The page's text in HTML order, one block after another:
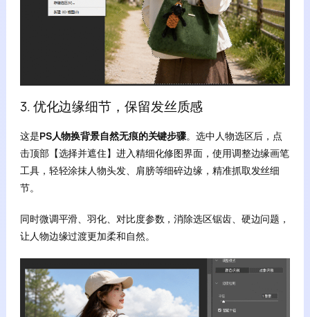
3. 优化边缘细节，保留发丝质感
这是PS人物换背景自然无痕的关键步骤。选中人物选区后，点
击顶部【选择并遮住】进入精细化修图界面，使用调整边缘画笔
工具，轻轻涂抹人物头发、肩膀等细碎边缘，精准抓取发丝细
节。
同时微调平滑、羽化、对比度参数，消除选区锯齿、硬边问题，
让人物边缘过渡更加柔和自然。